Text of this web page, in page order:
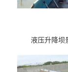
液压升降坝